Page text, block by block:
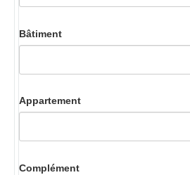
Bâtiment
Appartement
Complément